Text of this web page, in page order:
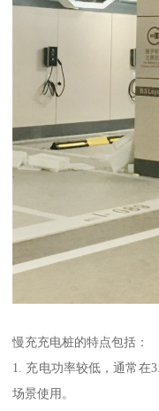
慢充充电桩的特点包括：
1. 充电功率较低，通常在
场景使用。